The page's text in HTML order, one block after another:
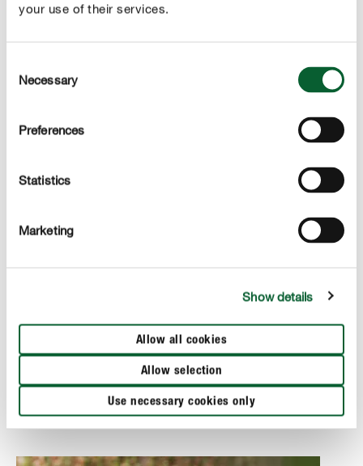
your use of their services.
Selection
Necessary
Preferences
Statistics
Marketing
Show details
Allow all cookies
Allow selection
Use necessary cookies only
Acortar las ramas
eliminarla desde su inserción con el tronco, debemos
menos un tercio del diámetro de la rama que deseamos
acortar, el corte tiene que ser plano y paralelo a la rama
que vamos a utilizar para desviar. Respetando
igualmente esas arrugas que se forman en la zona de
inserción para que la cicatrización sea lo mejor posible.